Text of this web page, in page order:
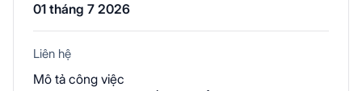
01 tháng 7 2026
Liên hệ
Mô tả công việc